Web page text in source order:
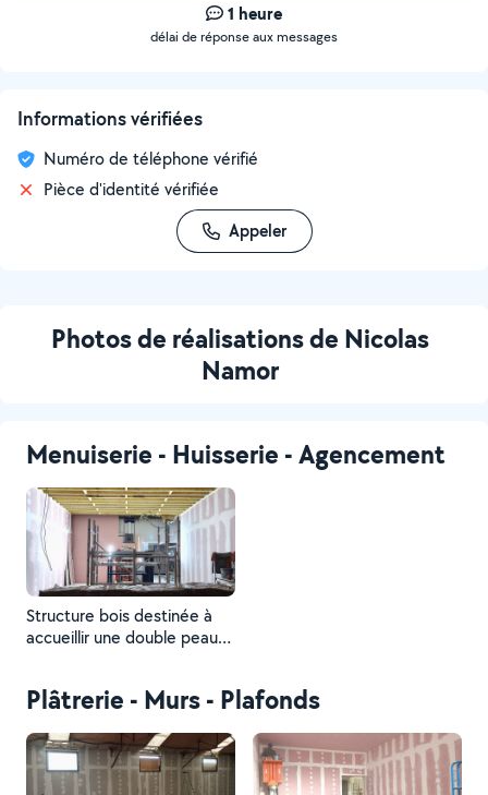
1 heure
délai de réponse aux messages
Informations vérifiées
Numéro de téléphone vérifié
Pièce d'identité vérifiée
Appeler
Photos de réalisations de Nicolas
Namor
Menuiserie - Huisserie - Agencement
Structure bois destinée à
accueillir une double peau
Plâtrerie - Murs - Plafonds